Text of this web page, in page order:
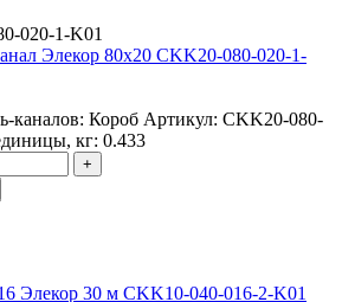
020-1-K01
Элекор 80х20 CKK20-080-020-1-
каналов: Короб Артикул: CKK20-080-
кг: 0.433
+